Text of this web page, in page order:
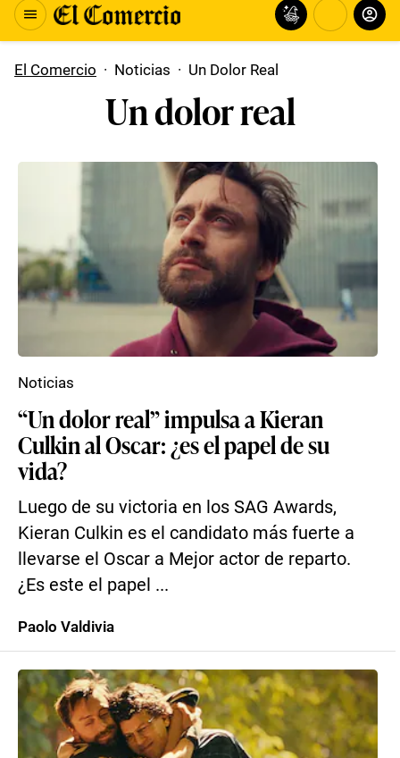
El Comercio · Noticias · Un Dolor Real
Un dolor real
“Un dolor real” impulsa a Kieran
Culkin al Oscar: ¿es el papel de su
vida?
Luego de su victoria en los SAG Awards,
Kieran Culkin es el candidato más fuerte a
llevarse el Oscar a Mejor actor de reparto.
¿Es este el papel ...
Noticias
Paolo Valdivia